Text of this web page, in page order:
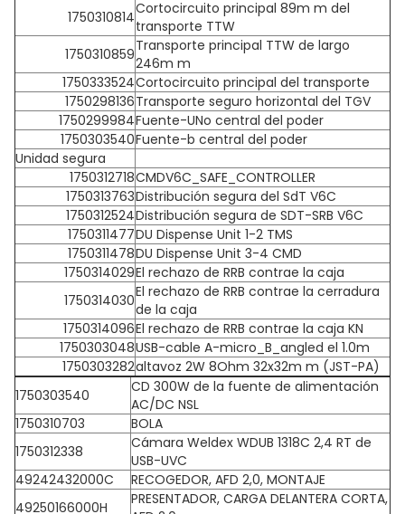
1750310814Cortocircuito principal 89m m del
transporte TTW
1750310859Transporte principal TTW de largo
246m m
1750333524Cortocircuito principal del transporte
1750298136Transporte seguro horizontal del TGV
1750299984Fuente-UNo central del poder
1750303540Fuente-b central del poder
Unidad segura
1750312718CMDV6C_SAFE_CONTROLLER
1750313763Distribución segura del SdT V6C
1750312524Distribución segura de SDT-SRB V6C
1750311477DU Dispense Unit 1-2 TMS
1750311478DU Dispense Unit 3-4 CMD
1750314029El rechazo de RRB contrae la caja
1750314030El rechazo de RRB contrae la cerradura
de la caja
1750314096El rechazo de RRB contrae la caja KN
1750303048USB-cable A-micro_B_angled el 1.0m
1750303282altavoz 2W 8Ohm 32x32m m (JST-PA)
1750303540
CD 300W de la fuente de alimentación
AC/DC NSL
1750310703
BOLA
1750312338
Cámara Weldex WDUB 1318C 2,4 RT de
USB-UVC
49242432000C
RECOGEDOR, AFD 2,0, MONTAJE
49250166000H
PRESENTADOR, CARGA DELANTERA CORTA,